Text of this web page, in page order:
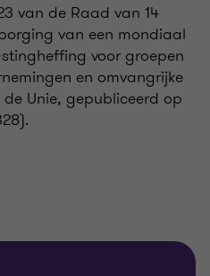
van de Raad van 14
van een mondiaal
voor groepen
en omvangrijke
Unie, gepubliceerd op